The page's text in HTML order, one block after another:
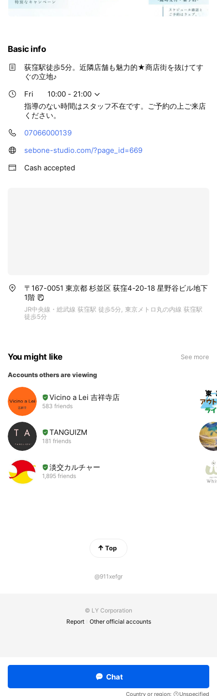
Basic info
荻窪駅徒歩5分。近隣店舗も魅力的★商店街を抜けてす
ぐの立地♪
Fri
10:00 - 21:00
指導のない時間はスタッフ不在です。ご予約の上ご来店
ください。
07066000139
sebone-studio.com/?page_id=669
Cash accepted
〒167-0051 東京都 杉並区 荻窪4-20-18 星野谷ビル地下
1階
JR中央線・総武線 荻窪駅 徒歩5分, 東京メトロ丸の内線 荻窪駅
徒歩5分
You might like See more
Accounts others are viewing
Vicino a Lei 吉祥寺店
583 friends
TANGUIZM
181 friends
淡交カルチャー
1,895 friends
Top
@911xefgr
© LY Corporation
Report
Other official accounts
Chat
Country or region: Unspecified